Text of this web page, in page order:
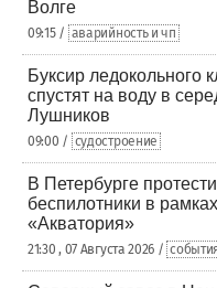
Волге
09:15 / аварийность и чп
Буксир ледокольного
спустят на воду в
Лушников
09:00 / судостроение
В Петербурге
беспилотники в
«Акватория»
21:30 , 07 Августа 2026 /